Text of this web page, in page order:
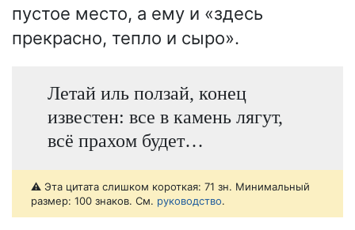
пустое место, а ему и «здесь
прекрасно, тепло и сыро».
Летай иль ползай, конец
известен: все в камень лягут,
всё прахом будет…
⚠️ Эта цитата слишком короткая: 71 зн. Минимальный
размер: 100 знаков. См. руководство.